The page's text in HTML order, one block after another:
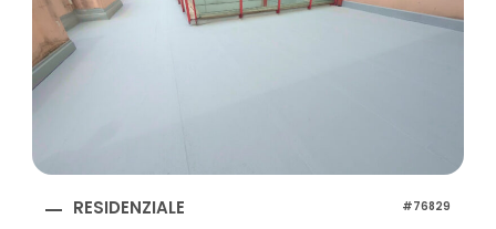
RESIDENZIALE #76829